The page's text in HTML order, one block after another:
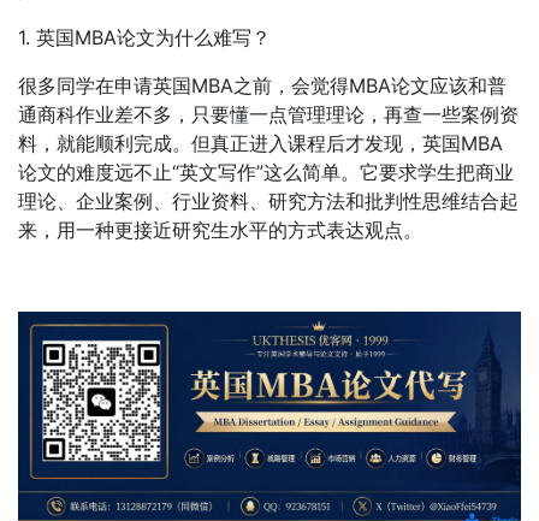
1. 英国MBA论文为什么难写？
很多同学在申请英国MBA之前，会觉得MBA论文应该和普
通商科作业差不多，只要懂一点管理理论，再查一些案例资
料，就能顺利完成。但真正进入课程后才发现，英国MBA
论文的难度远不止“英文写作”这么简单。它要求学生把商业
理论、企业案例、行业资料、研究方法和批判性思维结合起
来，用一种更接近研究生水平的方式表达观点。